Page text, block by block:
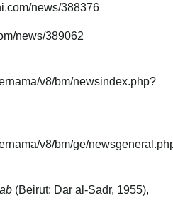
news/388376
news/389062
v8/bm/newsindex.php?
v8/bm/ge/
(Beirut: Dar al-Sadr, 1955),